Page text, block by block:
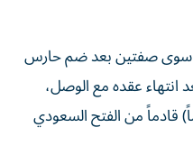
سوى صفتين بعد ضم حارس
(36 عاماً) بعد انتهاء عقده مع الوصل،
جورجي فرنانديز (29 عاماً) قادماً من الفتح السعودي